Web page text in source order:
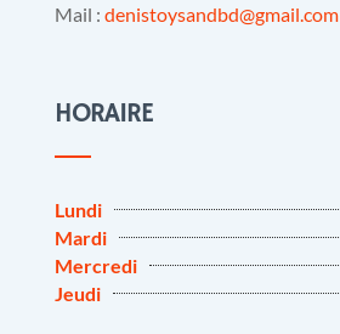
Mail : denistoysandbd@gmail.com
HORAIRE
Lundi
Mardi
Mercredi
Jeudi